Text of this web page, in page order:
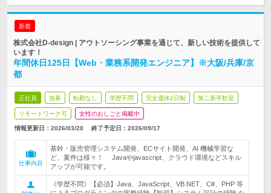
新着
株式会社D-design | アウトソーシング事業を通じて、新しい技術を提供して
います！
年間休日125日【Web・業務系開発エンジニア】※大阪/兵庫/京
都
正社員 急募 転勤なし 学歴不問 完全週休2日制 第二新卒歓迎
リモートワーク可 女性のおしごと掲載中
情報更新日：2026/03/20 終了予定日： 2026/09/17
仕事内容
基幹・販売管理システム開発、ECサイト開発、AI 機械学習な
ど、案件は様々！ Javaやjavascript、クラウド環境などスキル
アップが可能です。
《学歴不問》【必須】Java、JavaScript、VB.NET、C#、PHP 等